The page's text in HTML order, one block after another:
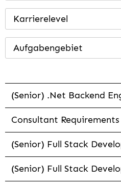
Karrierelevel
Aufgabengebiet
(Senior) .Net Backend
Consultant
(Senior) Full Stack
(Senior) Full Stack